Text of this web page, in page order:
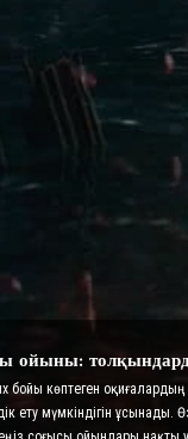
ойыны:
бойы көптеген
ету мүмкіндігін